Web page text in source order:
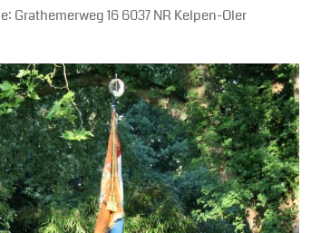
Grathemerweg 16 6037 NR Kelpen-Oler